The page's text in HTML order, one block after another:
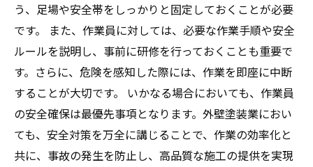
う、足場や安全帯をしっかりと固定しておくことが必要
です。 また、作業員に対しては、必要な作業手順や安全
ルールを説明し、事前に研修を行っておくことも重要で
す。さらに、危険を感知した際には、作業を即座に中断
することが大切です。 いかなる場合においても、作業員
の安全確保は最優先事項となります。外壁塗装業におい
ても、安全対策を万全に講じることで、作業の効率化と
共に、事故の発生を防止し、高品質な施工の提供を実現